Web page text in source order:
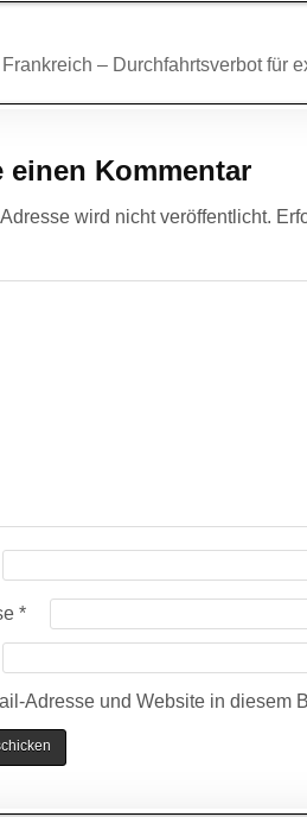
– Durchfahrtsverbot für
einen Kommentar
wird nicht veröffentlicht.
*
Adresse und Website in diesem